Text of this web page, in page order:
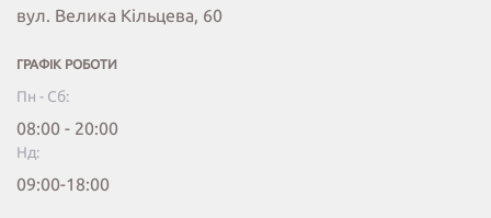
вул. Велика Кільцева, 60
ГРАФІК РОБОТИ
Пн - Сб:
08:00 - 20:00
Нд:
09:00-18:00